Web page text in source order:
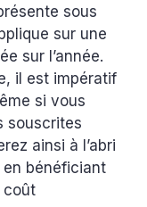
sous
sur une
sur l’année.
il est impératif
si vous
souscrites
ainsi à l’abri
bénéficiant
coût